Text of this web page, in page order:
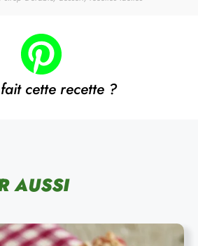
cette recette ?
AUSSI